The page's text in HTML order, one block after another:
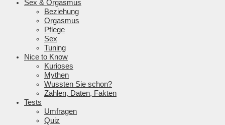
Sex & Orgasmus
Beziehung
Orgasmus
Pflege
Sex
Tuning
Nice to Know
Kurioses
Mythen
Wussten Sie schon?
Zahlen, Daten, Fakten
Tests
Umfragen
Quiz